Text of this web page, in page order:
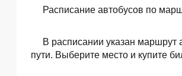
Расписание автобусов по
В расписании указан маршрут
пути. Выберите место и купите